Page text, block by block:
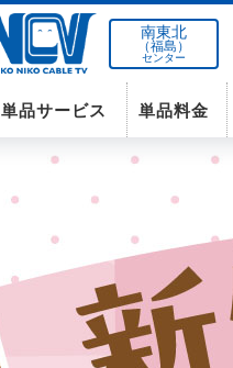
南東北
（福島）
センター
単品サービス
インターネット
単品料金
インターネット
南東北センター(米沢)